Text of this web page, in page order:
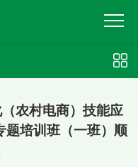
农村电商）技能应
题培训班（一班）顺